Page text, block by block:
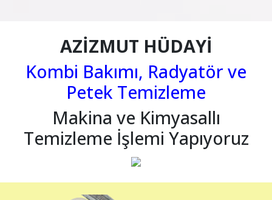
AZİZMUT HÜDAYİ
Kombi Bakımı, Radyatör ve
Petek Temizleme
Makina ve Kimyasallı
Temizleme İşlemi Yapıyoruz